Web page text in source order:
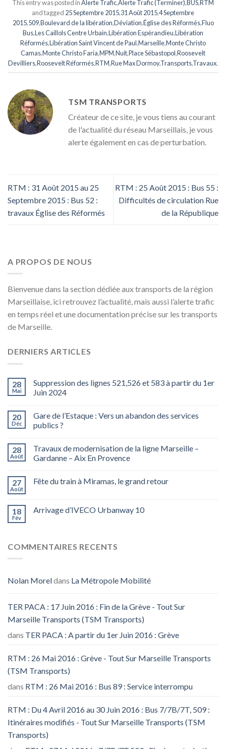
This entry was posted inAlerte Trafic,Alerte Trafic (Terminer),BUS,RTM
and tagged 25 Septembre 2015,31 Août 2015,4 Septembre
2015,509,Boulevard de la libération,Déviation,Église des Réformés,Fluo
Bus,Les Caillols Centre Urbain,Libération Espérandieu,Libération
Réformés,Libération Saint Vincent de Paul,Marseille,Monte Christo
Camas,Monte Christo Faria,MPM,Nuit,Place Sébastopol,Roosevelt
Devilliers,Roosevelt Réformés,RTM,Rue Max Dormoy,Transports,Travaux.
TSM TRANSPORTS
Créateur de ce site, je vous tiens au courant
de l'actualité du réseau Marseillais, je vous
alerte également en cas de perturbation.
RTM : 31 Août 2015 au 25
Septembre 2015 : Bus 52 :
travaux Église des Réformés
RTM : 25 Août 2015 : Bus 55 :
Difficultés de circulation Rue
de la République
A PROPOS DE NOUS
Bienvenue dans la section dédiée aux transports de la région
Marseillaise, ici retrouvez l’actualité, mais aussi l’alerte trafic
en temps réel et une documentation précise sur les transports
de Marseille.
DERNIERS ARTICLES
28
Mai
Suppression des lignes 521,526 et 583 à partir du 1er
Juin 2024
20
Déc
Gare de l’Estaque : Vers un abandon des services
publics ?
28
Août
Travaux de modernisation de la ligne Marseille –
Gardanne – Aix En Provence
27
Août
Fête du train à Miramas, le grand retour
18
Fév
Arrivage d’IVECO Urbanway 10
COMMENTAIRES RECENTS
Nolan Moreldans La Métropole Mobilité
TER PACA : 17 Juin 2016 : Fin de la Grève - Tout Sur
Marseille Transports (TSM Transports)
dans TER PACA : A partir du 1er Juin 2016 : Grève
RTM : 26 Mai 2016 : Grève - Tout Sur Marseille Transports
(TSM Transports)
dans RTM : 26 Mai 2016 : Bus 89 : Service interrompu
RTM : Du 4 Avril 2016 au 30 Juin 2016 : Bus 7/7B/7T, 509 :
Itinéraires modifiés - Tout Sur Marseille Transports (TSM
Transports)